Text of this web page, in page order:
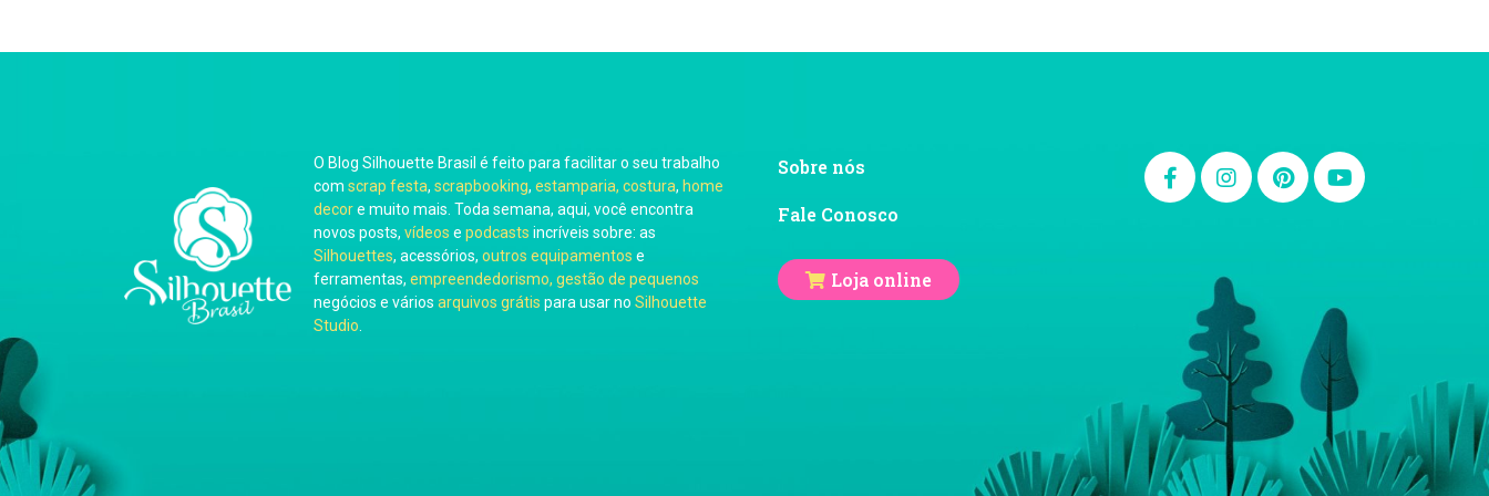
Carla Eschberger
Carol Pessoa
Ju Mirthes
O Blog Silhouette Brasil é feito para facilitar o seu trabalho
com scrap festa, scrapbooking, estamparia, costura, home
decore muito mais. Toda semana, aqui, você encontra
novos posts, vídeos e podcasts incríveis sobre: as
Silhouettes, acessórios, outros equipamentos e
ferramentas, empreendedorismo, gestão de pequenos
negócios e vários arquivos grátis para usar no Silhouette
Studio
Sobre nós
Fale Conosco
Loja online